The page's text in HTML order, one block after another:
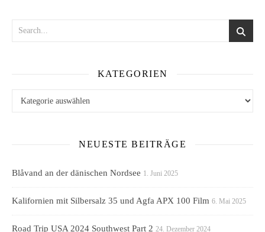
KATEGORIEN
NEUESTE BEITRÄGE
Blåvand an der dänischen Nordsee 1. Juni 2025
Kalifornien mit Silbersalz 35 und Agfa APX 100 Film 6. Mai 2025
Road Trip USA 2024 Southwest Part 2 24. Dezember 2024